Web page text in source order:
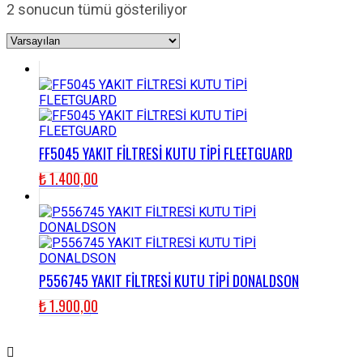
2 sonucun tümü gösteriliyor
FF5045 YAKIT FİLTRESİ KUTU TİPİ FLEETGUARD
₺1.400,00
P556745 YAKIT FİLTRESİ KUTU TİPİ DONALDSON
₺1.900,00